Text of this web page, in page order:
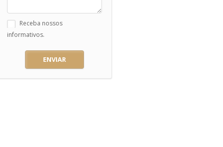
Receba nossos
informativos.
ENVIAR